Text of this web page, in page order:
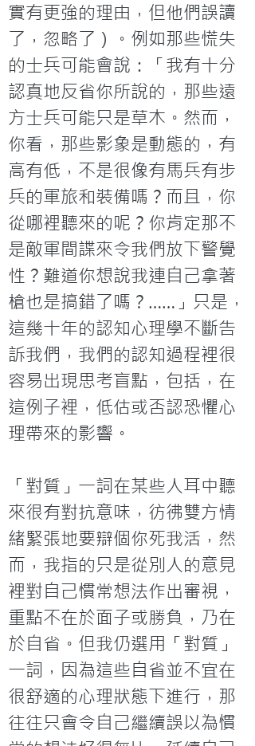
實有更強的理由，但他們誤讀
了，忽略了）。例如那些慌失
的士兵可能會說：「我有十分
認真地反省你所說的，那些遠
方士兵可能只是草木。然而，
你看，那些影象是動態的，有
高有低，不是很像有馬兵有步
兵的軍旅和裝備嗎？而且，你
從哪裡聽來的呢？你肯定那不
是敵軍間諜來令我們放下警覺
性？難道你想說我連自己拿著
槍也是搞錯了嗎？……」只是，
這幾十年的認知心理學不斷告
訴我們，我們的認知過程裡很
容易出現思考盲點，包括，在
這例子裡，低估或否認恐懼心
理帶來的影響。
「對質」一詞在某些人耳中聽
來很有對抗意味，彷彿雙方情
緒緊張地要辯個你死我活，然
而，我指的只是從別人的意見
裡對自己慣常想法作出審視，
重點不在於面子或勝負，乃在
於自省。但我仍選用「對質」
一詞，因為這些自省並不宜在
很舒適的心理狀態下進行，那
往往只會令自己繼續誤以為慣